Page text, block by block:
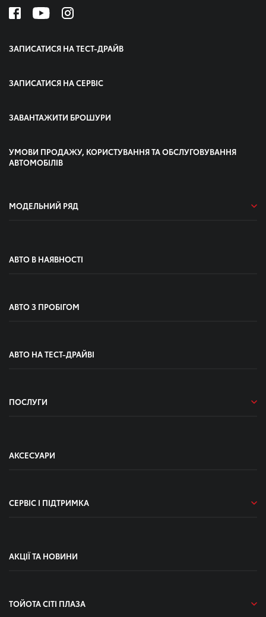
ЗАПИСАТИСЯ НА ТЕСТ-ДРАЙВ
ЗАПИСАТИСЯ НА СЕРВІС
ЗАВАНТАЖИТИ БРОШУРИ
УМОВИ ПРОДАЖУ, КОРИСТУВАННЯ ТА ОБСЛУГОВУВАННЯ
АВТОМОБІЛІВ
МОДЕЛЬНИЙ РЯД
АВТО В НАЯВНОСТІ
АВТО З ПРОБІГОМ
АВТО НА ТЕСТ-ДРАЙВІ
ПОСЛУГИ
АКСЕСУАРИ
СЕРВІС І ПІДТРИМКА
АКЦІЇ ТА НОВИНИ
ТОЙОТА СІТІ ПЛАЗА